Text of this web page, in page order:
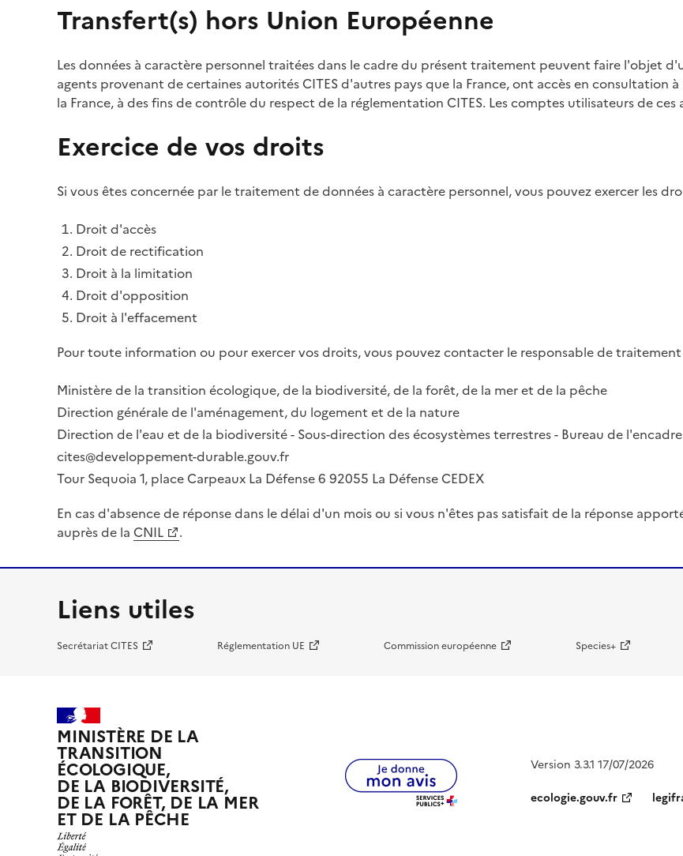
Transfert(s) hors Union Européenne
Les données à caractère personnel traitées dans le cadre du présent traitement peuvent faire l'objet
agents provenant de certaines autorités CITES d'autres pays que la France, ont accès en consultation
la France, à des fins de contrôle du respect de la réglementation CITES. Les comptes utilisateurs de ces
Exercice de vos droits
Si vous êtes concernée par le traitement de données à caractère personnel, vous pouvez exercer les
Droit d'accès
Droit de rectification
Droit à la limitation
Droit d'opposition
Droit à l'effacement
Pour toute information ou pour exercer vos droits, vous pouvez contacter le responsable de traitement
Ministère de la transition écologique, de la biodiversité, de la forêt, de la mer et de la pêche
Direction générale de l'aménagement, du logement et de la nature
Direction de l'eau et de la biodiversité - Sous-direction des écosystèmes terrestres - Bureau de
cites@developpement-durable.gouv.fr
Tour Sequoia 1, place Carpeaux La Défense 6 92055 La Défense CEDEX
En cas d'absence de réponse dans le délai d'un mois ou si vous n'êtes pas satisfait de la réponse
auprès de la CNIL .
Liens utiles
Secrétariat CITES Réglementation UE Commission européenne Species+
MINISTÈRE DE LA
TRANSITION
ÉCOLOGIQUE,
DE LA BIODIVERSITÉ,
DE LA FORÊT, DE LA MER
ET DE LA PÊCHE
Version 3.3.1 17/07/2026
ecologie.gouv.fr